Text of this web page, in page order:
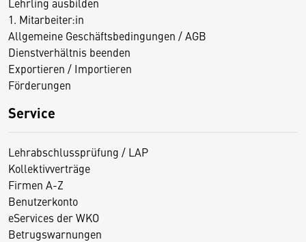
1. Mitarbeiter:in
Allgemeine Geschäftsbedingungen / AGB
Dienstverhältnis beenden
Exportieren / Importieren
Förderungen
Service
Lehrabschlussprüfung / LAP
Kollektivverträge
Firmen A-Z
Benutzerkonto
eServices der WKO
Betrugswarnungen